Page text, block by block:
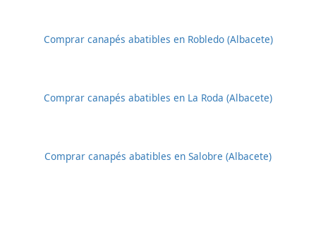
Comprar canapés abatibles en Robledo (Albacete)
Comprar canapés abatibles en La Roda (Albacete)
Comprar canapés abatibles en Salobre (Albacete)